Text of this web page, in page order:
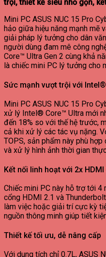
trội, thiết kế siêu nhỏ gọn,
Mini PC ASUS NUC 15 Pro
hảo giữa hiệu năng mạnh mẽ
giải pháp lý tưởng cho dân
người dùng đam mê công
Core™ Ultra Gen 2 cùng khả
là chiếc mini PC lý tưởng cho
Sức mạnh vượt trội với
Mini PC ASUS NUC 15 Pro
xử lý Intel® Core™ Ultra mới
đến 18% so với thế hệ trước,
cả khi xử lý các tác vụ nặng.
TOPS, sản phẩm này phù
và xử lý hình ảnh thời gian
Kết nối linh hoạt với 2x
Chiếc mini PC này hỗ trợ tới 4
cổng HDMI 2.1 và
làm việc hoặc giải trí cực kỳ
nguồn thông minh giúp tiết
Thiết kế tối ưu, dễ nâng cấp
Với dung tích chỉ 0.7L, ASUS